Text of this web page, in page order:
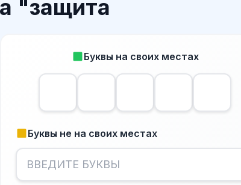
"защита
Буквы на своих местах
Буквы не на своих местах